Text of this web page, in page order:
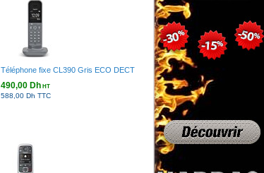
Téléphone fixe CL390 Gris ECO DECT
490,00 DhHT
588,00 Dh TTC